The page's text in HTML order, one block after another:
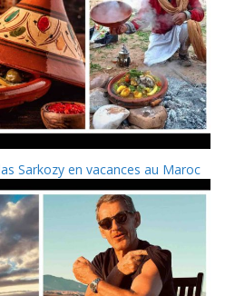
Sarkozy en vacances au Maroc